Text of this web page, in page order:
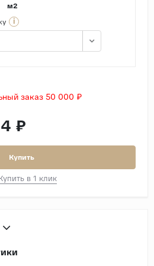
м2
i
заказ 50 000 ₽
₽
Купить
в 1 клик